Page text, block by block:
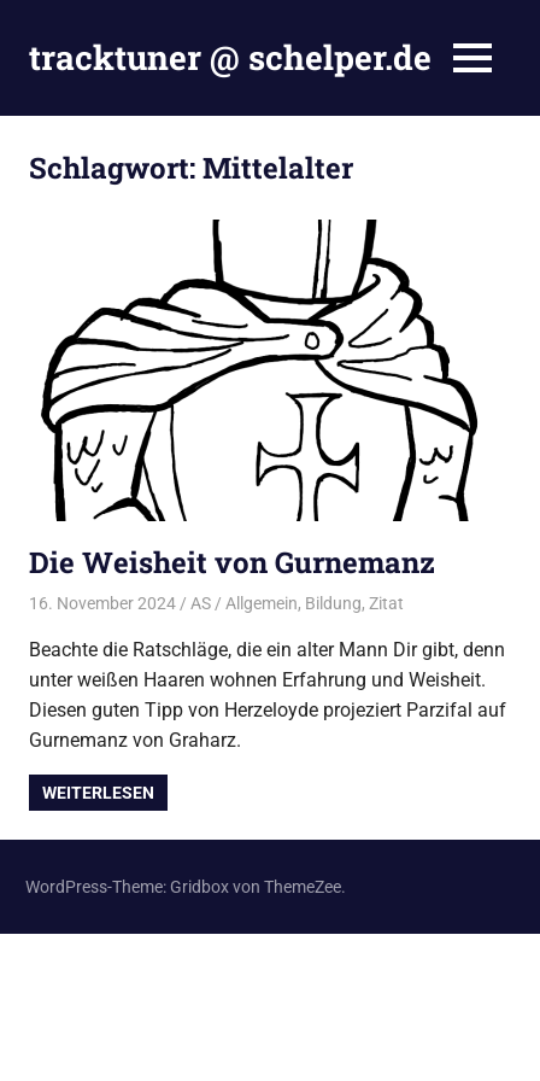
Inhalt
springen
tracktuner @ schelper.de
is
my
MENÜ
Schlagwort:Mittelalter
Die Weisheit von Gurnemanz
16. November 2024 AS Allgemein, Bildung, Zitat
Beachte die Ratschläge, die ein alter Mann Dir gibt, denn
unter weißen Haaren wohnen Erfahrung und Weisheit.
Diesen guten Tipp von Herzeloyde projeziert Parzifal auf
Gurnemanz von Graharz.
WEITERLESEN
WordPress-Theme: Gridbox von ThemeZee.